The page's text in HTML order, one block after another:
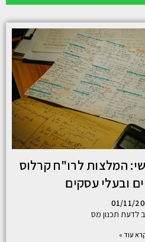
המלצות לרו"ח קרלוס
ובעלי עסקים
01/11/
לדעת תכנון מס
עוד »